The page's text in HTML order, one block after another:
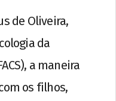
de Oliveira,
da
a maneira
os filhos,